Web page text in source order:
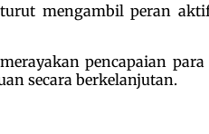
mengambil peran
pencapaian
secara berkelanjutan.